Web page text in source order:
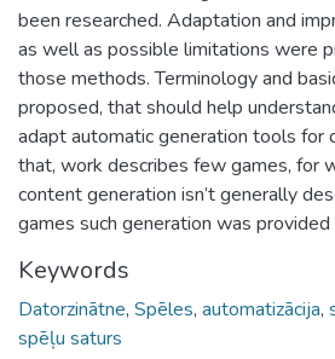
been researched. Adaptation and
as well as possible limitations were
those methods. Terminology and
proposed, that should help
adapt automatic generation tools for
that, work describes few games, for
content generation isn’t generally
games such generation was
Keywords
Datorzinātne, Spēles, automatizācija,
spēļu saturs